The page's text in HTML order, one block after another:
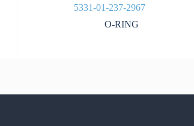
5331-01-237-2967
O-RING